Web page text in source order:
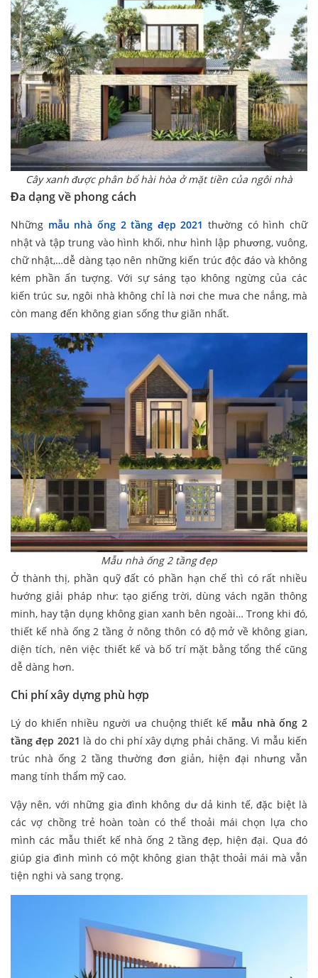
Cây xanh được phân bổ hài hòa ở mặt tiền của ngôi nhà
Đa dạng về phong cách
Những mẫu nhà ống 2 tầng đẹp 2021 thường có hình chữ
nhật và tập trung vào hình khối, như hình lập phương, vuông,
chữ nhật,…dễ dàng tạo nên những kiến trúc độc đáo và không
kém phần ấn tượng. Với sự sáng tạo không ngừng của các
kiến trúc sư, ngôi nhà không chỉ là nơi che mưa che nắng, mà
còn mang đến không gian sống thư giãn nhất.
Mẫu nhà ống 2 tầng đẹp
Ở thành thị, phần quỹ đất có phần hạn chế thì có rất nhiều
hướng giải pháp như: tạo giếng trời, dùng vách ngăn thông
minh, hay tận dụng không gian xanh bên ngoài… Trong khi đó,
thiết kế nhà ống 2 tầng ở nông thôn có độ mở về không gian,
diện tích, nên việc thiết kế và bố trí mặt bằng tổng thể cũng
dễ dàng hơn.
Chi phí xây dựng phù hợp
Lý do khiến nhiều người ưa chuộng thiết kế mẫu nhà ống 2
tầng đẹp 2021 là do chi phí xây dựng phải chăng. Vì mẫu kiến
trúc nhà ống 2 tầng thường đơn giản, hiện đại nhưng vẫn
mang tính thẩm mỹ cao.
Vậy nên, với những gia đình không dư dả kinh tế, đặc biệt là
các vợ chồng trẻ hoàn toàn có thể thoải mái chọn lựa cho
mình các mẫu thiết kế nhà ống 2 tầng đẹp, hiện đại. Qua đó
giúp gia đình mình có một không gian thật thoải mái mà vẫn
tiện nghi và sang trọng.